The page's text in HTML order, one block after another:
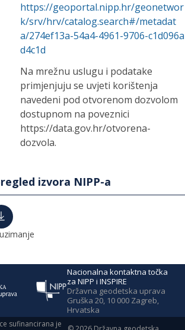
https://geoportal.nipp.hr/geonetwor
k/srv/hrv/catalog.search#/metadat
a/274ef13a-54a4-4961-9706-c1d096a
d4c1d
Na mrežnu uslugu i podatake
primjenjuju se uvjeti korištenja
navedeni pod otvorenom dozvolom
dostupnom na poveznici
https://data.gov.hr/otvorena-
dozvola.
izvora NIPP-a
Nacionalna kontaktna točka
za NIPP i INSPIRE
Državna geodetska uprava
Gruška 20, 10 000 Zagreb,
Hrvatska
sufinancirana je